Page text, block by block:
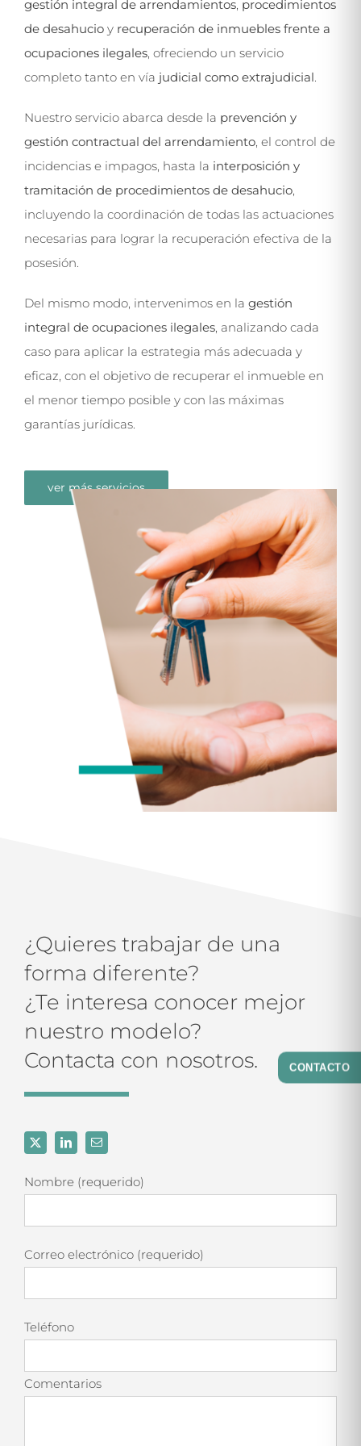
gestión integral de arrendamientos, procedimientos
de desahucio y recuperación de inmuebles frente a
ocupaciones ilegales, ofreciendo un servicio
completo tanto en vía judicial como extrajudicial.
Nuestro servicio abarca desde la prevención y
gestión contractual del arrendamiento, el control de
incidencias e impagos, hasta la interposición y
tramitación de procedimientos de desahucio,
incluyendo la coordinación de todas las actuaciones
necesarias para lograr la recuperación efectiva de la
posesión.
Del mismo modo, intervenimos en la gestión
integral de ocupaciones ilegales, analizando cada
caso para aplicar la estrategia más adecuada y
eficaz, con el objetivo de recuperar el inmueble en
el menor tiempo posible y con las máximas
garantías jurídicas.
ver más servicios
¿Quieres trabajar de una
forma diferente?
¿Te interesa conocer mejor
nuestro modelo?
Contacta con nosotros.
Nombre (requerido)
Correo electrónico (requerido)
Teléfono
Comentarios
CONTACTO